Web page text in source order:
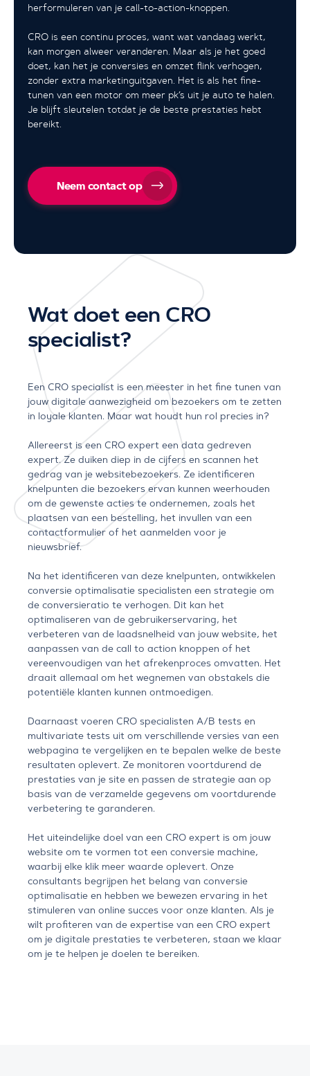
herformuleren van je call-to-action-knoppen.
CRO is een continu proces, want wat vandaag werkt,
kan morgen alweer veranderen. Maar als je het goed
doet, kan het je conversies en omzet flink verhogen,
zonder extra marketinguitgaven. Het is als het fine-
tunen van een motor om meer pk’s uit je auto te halen.
Je blijft sleutelen totdat je de beste prestaties hebt
bereikt.
Neem contact op
Wat doet een CRO
specialist?
Een CRO specialist is een meester in het fine tunen van
jouw digitale aanwezigheid om bezoekers om te zetten
in loyale klanten. Maar wat houdt hun rol precies in?
Allereerst is een CRO expert een data gedreven
expert. Ze duiken diep in de cijfers en scannen het
gedrag van je websitebezoekers. Ze identificeren
knelpunten die bezoekers ervan kunnen weerhouden
om de gewenste acties te ondernemen, zoals het
plaatsen van een bestelling, het invullen van een
contactformulier of het aanmelden voor je
nieuwsbrief.
Na het identificeren van deze knelpunten, ontwikkelen
conversie optimalisatie specialisten een strategie om
de conversieratio te verhogen. Dit kan het
optimaliseren van de gebruikerservaring, het
verbeteren van de laadsnelheid van jouw website, het
aanpassen van de call to action knoppen of het
vereenvoudigen van het afrekenproces omvatten. Het
draait allemaal om het wegnemen van obstakels die
potentiële klanten kunnen ontmoedigen.
Daarnaast voeren CRO specialisten A/B tests en
multivariate tests uit om verschillende versies van een
webpagina te vergelijken en te bepalen welke de beste
resultaten oplevert. Ze monitoren voortdurend de
prestaties van je site en passen de strategie aan op
basis van de verzamelde gegevens om voortdurende
verbetering te garanderen.
Het uiteindelijke doel van een CRO expert is om jouw
website om te vormen tot een conversie machine,
waarbij elke klik meer waarde oplevert. Onze
consultants begrijpen het belang van conversie
optimalisatie en hebben we bewezen ervaring in het
stimuleren van online succes voor onze klanten. Als je
wilt profiteren van de expertise van een CRO expert
om je digitale prestaties te verbeteren, staan we klaar
om je te helpen je doelen te bereiken.